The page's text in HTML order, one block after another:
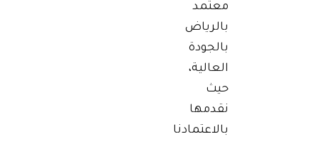
معتمد
بالرياض
بالجودة
العالية،
حيث
نقدمها
بالاعتمادنا